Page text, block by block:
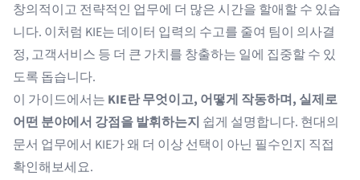
창의적이고 전략적인 업무에 더 많은 시간을 할애할 수 있습
니다. 이처럼 KIE는 데이터 입력의 수고를 줄여 팀이 의사결
정, 고객서비스 등 더 큰 가치를 창출하는 일에 집중할 수 있
도록 돕습니다.
이 가이드에서는 KIE란 무엇이고, 어떻게 작동하며, 실제로
어떤 분야에서 강점을 발휘하는지 쉽게 설명합니다. 현대의
문서 업무에서 KIE가 왜 더 이상 선택이 아닌 필수인지 직접
확인해보세요.